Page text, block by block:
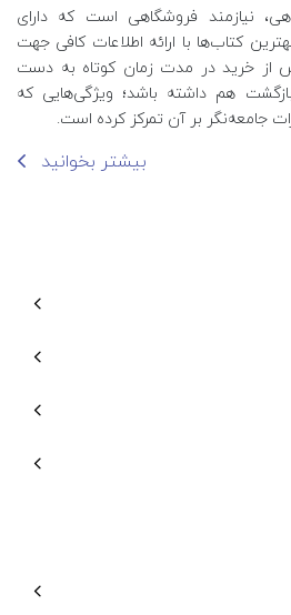
نیازمند فروشگاهی است که دارای
کتاب‌ها با ارائه اطلاعات کافی جهت
از خرید در مدت زمان کوتاه به دست
هم داشته باشد؛ ویژگی‌هایی که
جامعه‌نگر بر آن تمرکز کرده است.
بیشتر بخوانید